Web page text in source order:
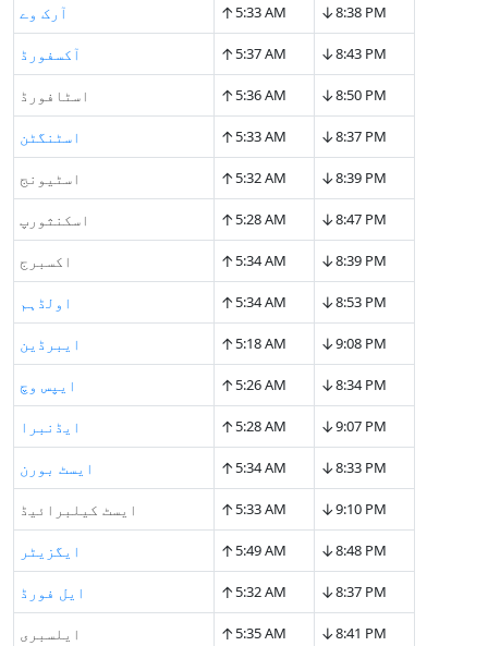
آرک وے ↑5:33 AM ↓8:38 PM
آکسفورڈ ↑5:37 AM ↓8:43 PM
اسٹافورڈ ↑5:36 AM ↓8:50 PM
اسٹنگٹن ↑5:33 AM ↓8:37 PM
اسٹیونج ↑5:32 AM ↓8:39 PM
اسکنثورپ ↑5:28 AM ↓8:47 PM
اکسبرج ↑5:34 AM ↓8:39 PM
اولڈہم ↑5:34 AM ↓8:53 PM
ایبرڈین ↑5:18 AM ↓9:08 PM
ایپس وچ ↑5:26 AM ↓8:34 PM
ایڈنبرا ↑5:28 AM ↓9:07 PM
ایسٹ بورن ↑5:34 AM ↓8:33 PM
ایسٹ کیلبرائیڈ ↑5:33 AM ↓9:10 PM
ایگزیٹر ↑5:49 AM ↓8:48 PM
ایل فورڈ ↑5:32 AM ↓8:37 PM
ایلسبری ↑5:35 AM ↓8:41 PM